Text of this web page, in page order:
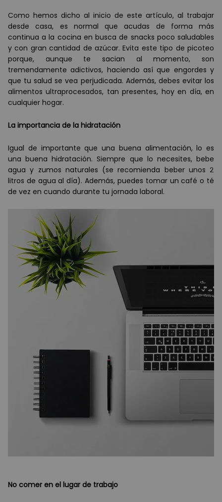
Como hemos dicho al inicio de este artículo, al trabajar
desde casa, es normal que acudas de forma más
continua a la cocina en busca de snacks poco saludables
y con gran cantidad de azúcar. Evita este tipo de picoteo
porque, aunque te sacian al momento, son
tremendamente adictivos, haciendo así que engordes y
que tu salud se vea perjudicada. Además, debes evitar los
alimentos ultraprocesados, tan presentes, hoy en día, en
cualquier hogar.
La importancia de la hidratación
Igual de importante que una buena alimentación, lo es
una buena hidratación. Siempre que lo necesites, bebe
agua y zumos naturales (se recomienda beber unos 2
litros de agua al día). Además, puedes tomar un café o té
de vez en cuando durante tu jornada laboral.
No comer en el lugar de trabajo